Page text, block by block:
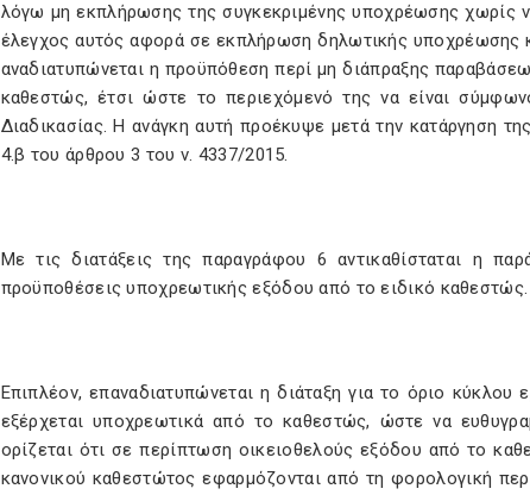
λόγω μη εκπλήρωσης της συγκεκριμένης υποχρέωσης χωρίς
έλεγχος αυτός αφορά σε εκπλήρωση δηλωτικής υποχρέωσης
αναδιατυπώνεται η προϋπόθεση περί μη διάπραξης
καθεστώς, έτσι ώστε το περιεχόμενό της να είναι
Διαδικασίας. Η ανάγκη αυτή προέκυψε μετά την κατάργηση
4.β του άρθρου 3 του ν. 4337/2015.
Με τις διατάξεις της παραγράφου 6 αντικαθίσταται η
προϋποθέσεις υποχρεωτικής εξόδου από το ειδικό καθεστώς.
Επιπλέον, επαναδιατυπώνεται η διάταξη για το όριο
εξέρχεται υποχρεωτικά από το καθεστώς, ώστε να
ορίζεται ότι σε περίπτωση οικειοθελούς εξόδου από το
κανονικού καθεστώτος εφαρμόζονται από τη φορολογική